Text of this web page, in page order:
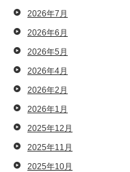
2026年7月
2026年6月
2026年5月
2026年4月
2026年2月
2026年1月
2025年12月
2025年11月
2025年10月